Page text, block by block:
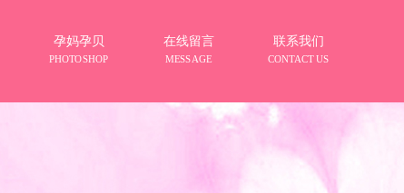
孕妈孕贝
PHOTOSHOP
在线留言
MESSAGE
联系我们
CONTACT US